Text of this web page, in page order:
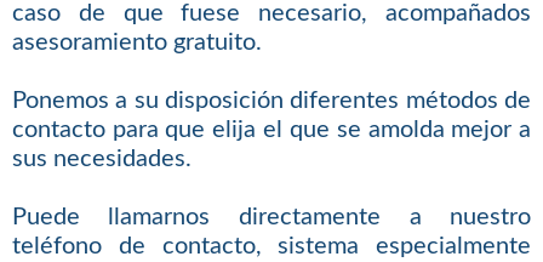
caso de que fuese necesario, acompañados
asesoramiento gratuito.
Ponemos a su disposición diferentes métodos de
contacto para que elija el que se amolda mejor a
sus necesidades.
Puede llamarnos directamente a nuestro
teléfono de contacto, sistema especialmente